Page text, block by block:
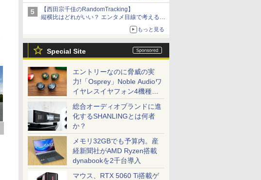
品】
【西田宗千佳のRandomTracking】
縦横比はどれがいい？ エンタメ目線で考える、
もっと見る
Special Site
エントリーなのに脅威の実
力!「Osprey」Noble Audioワ
イヤレスイヤフォン4機種を
一気に聴く
総合オーディオブランドに進
化するSHANLINGとは何者
か？
メモリ32GBでも予算内。産
経新聞社がAMD Ryzen搭載
dynabookを2千台導入
マウス、RTX 5060 Ti搭載ゲ